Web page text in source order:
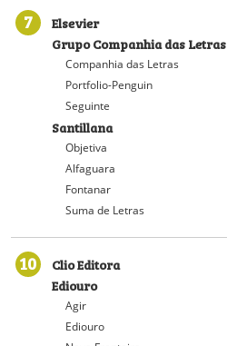
7
Elsevier
Grupo Companhia das Letras
Companhia das Letras
Portfolio-Penguin
Seguinte
Santillana
Objetiva
Alfaguara
Fontanar
Suma de Letras
10
Clio Editora
Ediouro
Agir
Ediouro